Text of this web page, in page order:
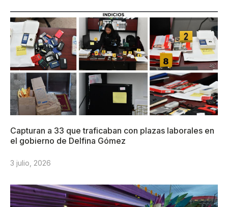
Capturan a 33 que traficaban con plazas laborales en
el gobierno de Delfina Gómez
3 julio, 2026